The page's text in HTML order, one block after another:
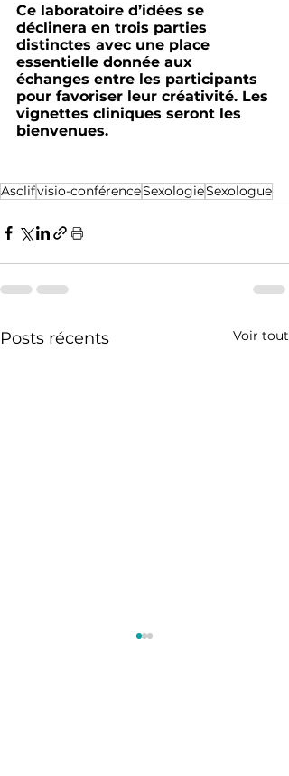
Ce laboratoire d’idées se
déclinera en trois parties
distinctes avec une place
essentielle donnée aux
échanges entre les participants
pour favoriser leur créativité. Les
vignettes cliniques seront les
bienvenues.
Asclifvisio-conférenceSexologieSexologue
Posts récents Voir tout